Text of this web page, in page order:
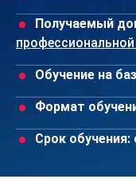
Получаемый
Обучение на
Формат
Срок обучения: